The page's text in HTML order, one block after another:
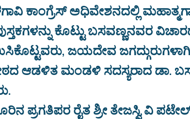
ಕಾಂಗ್ರೆಸ್ ಅಧಿವೇಶನದಲ್ಲಿ
ಕೊಟ್ಟು ಬಸವಣ್ಣನವರ
ಜಯದೇವ
ಆಡಳಿತ ಮಂಡಳಿ ಸದಸ್ಯರಾದ ಡಾ.
ಪ್ರಗತಿಪರ ರೈತ ಶ್ರೀ ತೇಜಸ್ವಿ ವಿ